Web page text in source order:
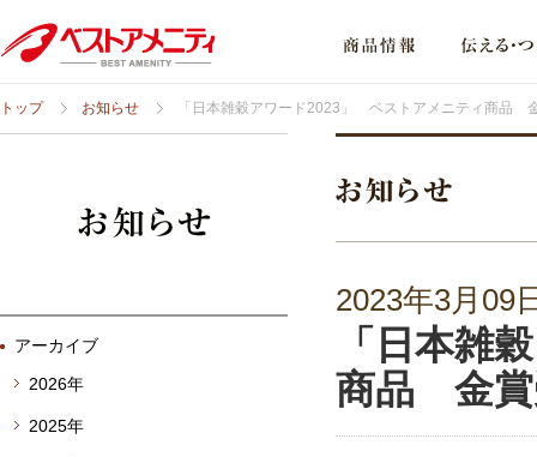
トップ お知らせ 「日本雑穀アワード2023」 ベストアメニティ商品
2023年3月09
「日本雑
商品 金賞
アーカイブ
2026年
2025年